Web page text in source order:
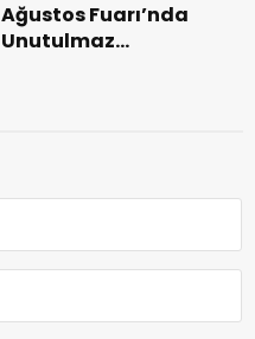
Ağustos Fuarı’nda
Unutulmaz